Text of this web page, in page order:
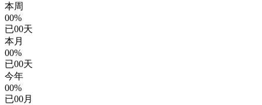
本周
00%
已00天
本月
00%
已00天
今年
00%
已00月